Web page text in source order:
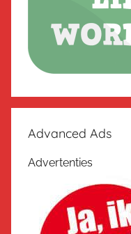
Advanced Ads
Advertenties